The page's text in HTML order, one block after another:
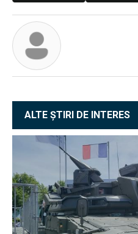
ALTE ȘTIRI DE INTERES